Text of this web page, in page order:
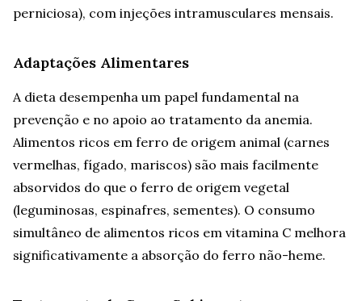
perniciosa), com injeções intramusculares mensais.
Adaptações Alimentares
A dieta desempenha um papel fundamental na
prevenção e no apoio ao tratamento da anemia.
Alimentos ricos em ferro de origem animal (carnes
vermelhas, fígado, mariscos) são mais facilmente
absorvidos do que o ferro de origem vegetal
(leguminosas, espinafres, sementes). O consumo
simultâneo de alimentos ricos em vitamina C melhora
significativamente a absorção do ferro não-heme.